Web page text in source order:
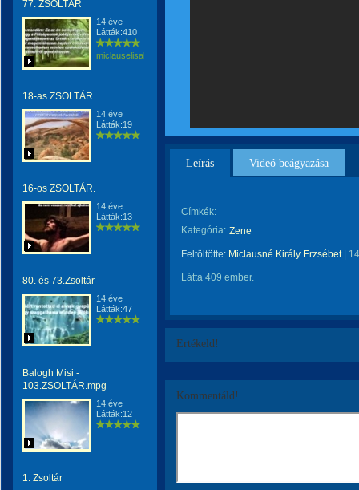
77. ZSOLTÁR
14 éve
Látták:410
miclauselisabeta
18-as ZSOLTÁR.
14 éve
Látták:19
16-os ZSOLTÁR.
14 éve
Látták:13
80. és 73.Zsoltár
14 éve
Látták:47
Balogh Misi -
103.ZSOLTÁR.mpg
14 éve
Látták:12
1. Zsoltár
Leírás Videó beágyazása
Címkék:
Kategória: Zene
Feltöltötte: Miclausné Király Erzsébet|
Látta 409 ember.
Értékeld!
Kommentáld!